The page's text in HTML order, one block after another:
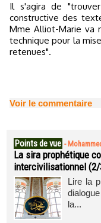
Il s'agira de
constructive des
Mme Alliot-Marie va
technique pour la
retenues".
Voir le commentaire
Points de vue -
La sira prophétique
intercivilisationnel
Lire la
la...